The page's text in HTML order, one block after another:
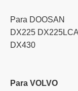
Para DOOSAN
DX225
DX430
Para VOLVO